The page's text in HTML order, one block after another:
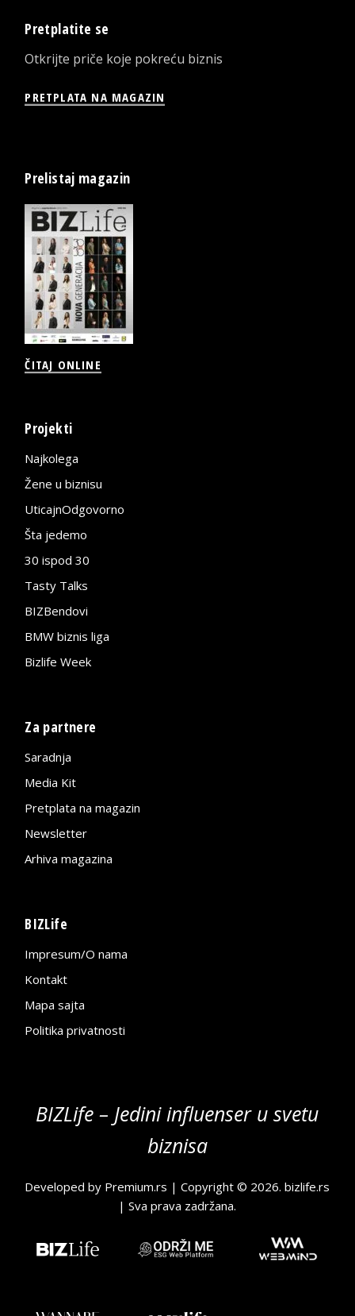
Pretplatite se
Otkrijte priče koje pokreću biznis
PRETPLATA NA MAGAZIN
Prelistaj magazin
ČITAJ ONLINE
Projekti
Najkolega
Žene u biznisu
UticajnOdgovorno
Šta jedemo
30 ispod 30
Tasty Talks
BIZBendovi
BMW biznis liga
Bizlife Week
Za partnere
Saradnja
Media Kit
Pretplata na magazin
Newsletter
Arhiva magazina
BIZLife
Impresum/O nama
Kontakt
Mapa sajta
Politika privatnosti
BIZLife – Jedini influenser u svetu
biznisa
Developed by Premium.rs | Copyright © 2026.bizlife.rs
| Sva prava zadržana.